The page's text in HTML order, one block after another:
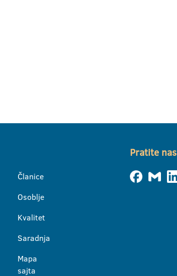
Članice
Osoblje
Kvalitet
Saradnja
Mapa
sajta
Pratite nas